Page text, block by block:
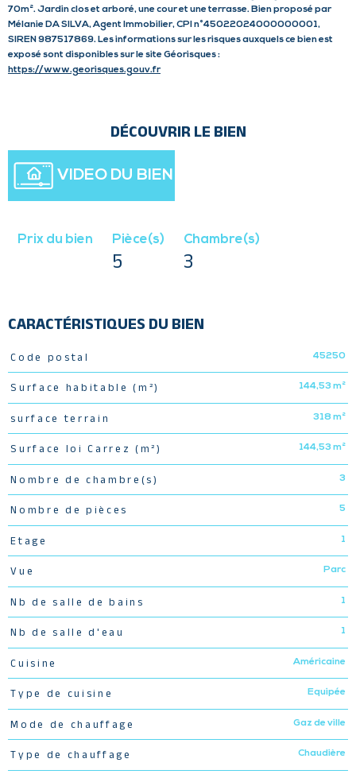
70m². Jardin clos et arboré, une cour et une terrasse. Bien proposé par
Mélanie DA SILVA, Agent Immobilier, CPI n°45022024000000001,
SIREN 987517869. Les informations sur les risques auxquels ce bien est
exposé sont disponibles sur le site Géorisques :
https://www.georisques.gouv.fr
DÉCOUVRIR LE BIEN
VIDEO DU BIEN
Prix du bien Pièce(s)
5
Chambre(s)
3
CARACTÉRISTIQUES DU BIEN
Caractéristiques
Code postal 45250
Surface habitable (m²) 144,53 m²
surface terrain 318 m²
Surface loi Carrez (m²) 144,53 m²
Nombre de chambre(s) 3
Nombre de pièces 5
Etage 1
Vue Parc
Nb de salle de bains 1
Nb de salle d'eau 1
Cuisine Américaine
Type de cuisine Equipée
Mode de chauffage Gaz de ville
Type de chauffage Chaudière